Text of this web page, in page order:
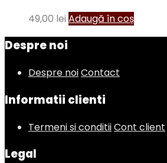
49,00 lei Adaugă în coș
Despre noi
Despre noiContact
Informatii clienti
Termeni si conditiiCont client
Legal